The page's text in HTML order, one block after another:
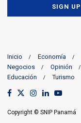
Inicio Economía
Negocios
Opinión
Educación
Turismo
Copyright © SNIP Panamá